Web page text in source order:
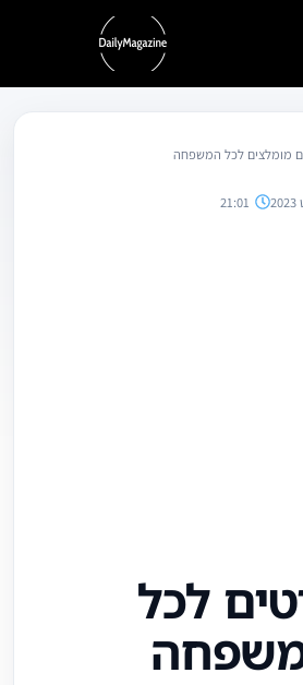
מומלצים לכל המשפחה
21:01
לכל